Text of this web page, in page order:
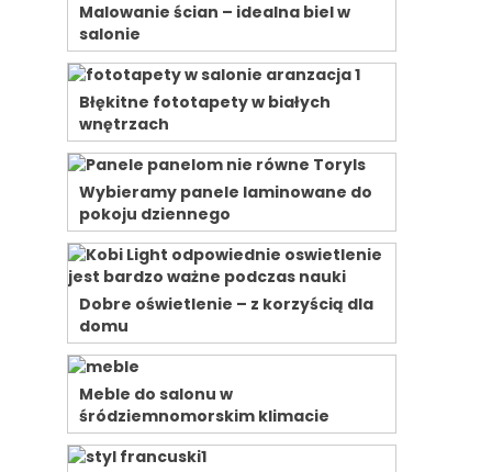
Malowanie ścian – idealna biel w
salonie
Błękitne fototapety w białych
wnętrzach
Wybieramy panele laminowane do
pokoju dziennego
Dobre oświetlenie – z korzyścią dla
domu
Meble do salonu w
śródziemnomorskim klimacie